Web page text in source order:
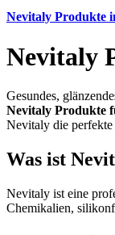
Nevitaly Produkte
Nevitaly
Gesundes,
Nevitaly Produkte
Nevitaly die
Was ist
Nevitaly ist eine
Chemikalien,